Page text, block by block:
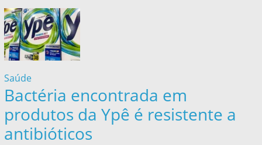
Saúde
Bactéria encontrada em
produtos da Ypê é resistente a
antibióticos